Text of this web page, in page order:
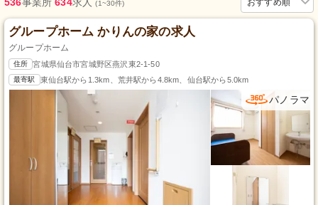
おすすめ順
(1~30件)
グループホーム かりんの家の求人
グループホーム
住所 宮城県仙台市宮城野区燕沢東2-1-50
最寄駅 東仙台駅から1.3km、荒井駅から4.8km、仙台駅から5.0km
パノラマ